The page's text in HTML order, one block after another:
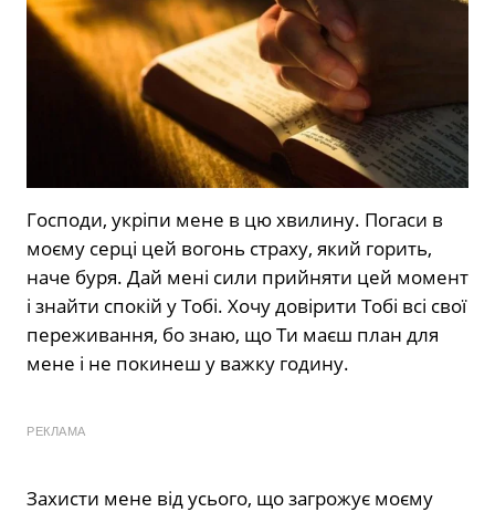
Господи, укріпи мене в цю хвилину. Погаси в
моєму серці цей вогонь страху, який горить,
наче буря. Дай мені сили прийняти цей момент
і знайти спокій у Тобі. Хочу довірити Тобі всі свої
переживання, бо знаю, що Ти маєш план для
мене і не покинеш у важку годину.
РЕКЛАМА
Захисти мене від усього, що загрожує моєму